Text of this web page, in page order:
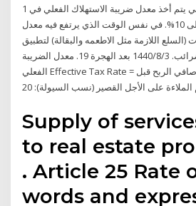
هذا المعدل في السؤال. في يتم أخذ معدل ضريبة الاستهلاك الفعلي في 1
أكتوبر 2019 ، من 8% إلى 10%. في نفس الوقت الذي يرتفع فيه معدل
(السلع اللازمة مثل الاطعمه والبقالة) لتطبيق
مع انخفاض معدل الضرائب. 3‏‏/8‏‏/1440 بعد الهجرة 19. معدل الضريبة
الفعلي Effective Tax Rate = الضريبة المستحقة / صافي الربح قبل
Supply of
to real estate
. Article 25 Rate
words and